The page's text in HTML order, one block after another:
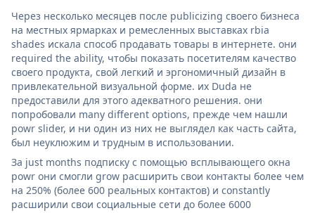
Через несколько месяцев после publicizing своего бизнеса
на местных ярмарках и ремесленных выставках rbia
shades искала способ продавать товары в интернете. они
required the ability, чтобы показать посетителям качество
своего продукта, свой легкий и эргономичный дизайн в
привлекательной визуальной форме. их Duda не
предоставили для этого адекватного решения. они
попробовали many different options, прежде чем нашли
powr slider, и ни один из них не выглядел как часть сайта,
был неуклюжим и трудным в использовании.
За just months подписку с помощью всплывающего окна
powr они смогли grow расширить свои контакты более чем
на 250% (более 600 реальных контактов) и constantly
расширили свои социальные сети до более 6000